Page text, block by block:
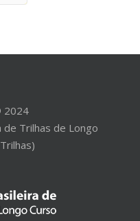
2024
de Trilhas de Longo